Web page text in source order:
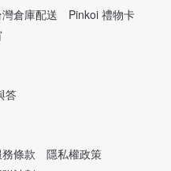
倉庫配送
Pinkoi 禮物卡
答
務條款
隱私權政策